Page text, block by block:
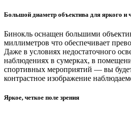
Большой диаметр объектива для яркого и
Бинокль оснащен большими
миллиметров что обеспечивает
Даже в условиях недостаточного
наблюдениях в сумерках, в
спортивных мероприятий — вы
контрастное изображение
Яркое, четкое поле зрения